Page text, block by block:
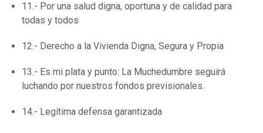
11.- Por una salud digna, oportuna y de calidad para
todas y todos
12.- Derecho a la Vivienda Digna, Segura y Propia
13.- Es mi plata y punto: La Muchedumbre seguirá
luchando por nuestros fondos previsionales.
14.- Legítima defensa garantizada